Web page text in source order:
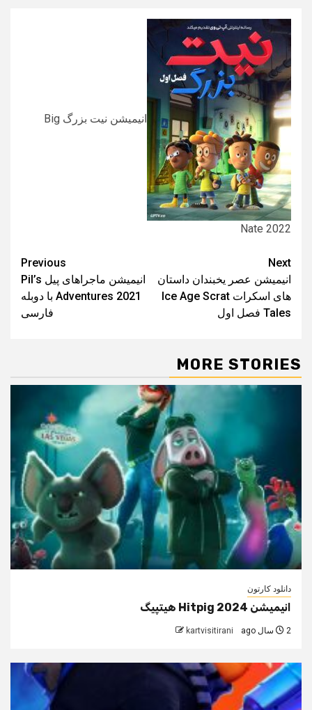
انیمیشن نیت بزرگ Big
Nate 2022
Post
navigation
Previous
انیمیشن ماجراهای پیل Pil’s
Adventures 2021 با دوبله
فارسی
Next
انیمیشن عصر یخبندان داستان
های اسکرات Ice Age Scrat
Tales فصل اول
MORE STORIES
دانلود کارتون
انیمیشن Hitpig 2024 هیتپیگ
2 سال ago kartvisitirani